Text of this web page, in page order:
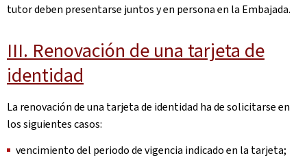
tutor deben presentarse juntos y en persona en la Embajada.
III. Renovación de una tarjeta de
identidad
La renovación de una tarjeta de identidad ha de solicitarse en
los siguientes casos:
vencimiento del periodo de vigencia indicado en la tarjeta;